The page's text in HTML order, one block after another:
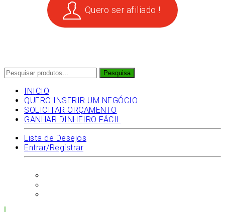
Quero ser afiliado !
Pesquisar
Pesquisa
INICIO
QUERO INSERIR UM NEGÓCIO
SOLICITAR ORÇAMENTO
GANHAR DINHEIRO FÁCIL
Lista de Desejos
Entrar/Registrar